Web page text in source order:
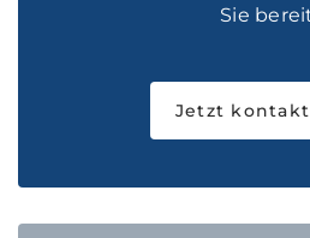
Sie
Jetzt